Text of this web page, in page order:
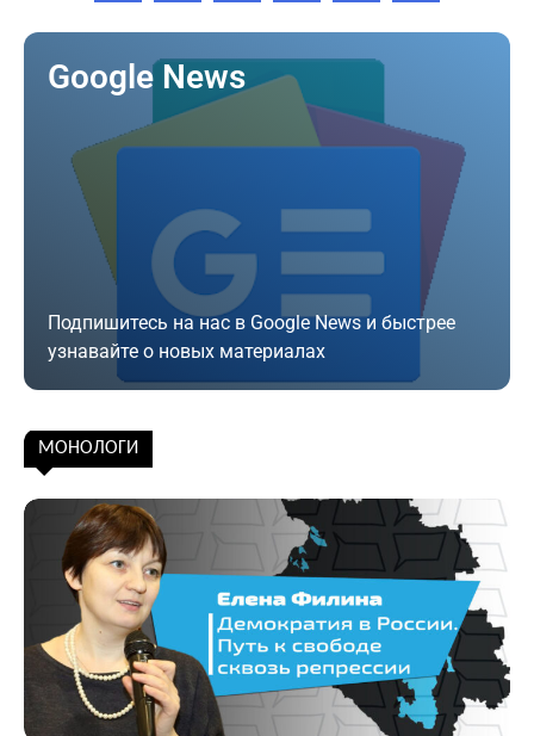
Google News
Подпишитесь на нас в Google News и быстрее
узнавайте о новых материалах
Подписаться
МОНОЛОГИ